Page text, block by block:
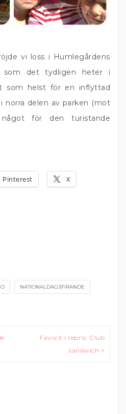
vi loss i Humlegårdens
som det tydligen heter i
som helst för en inflyttad
norra delen av parken (mot
något för den turistande
Pinterest X
NATIONALDAGSFIRANDE
Favorit i repris: Club
sandwich >